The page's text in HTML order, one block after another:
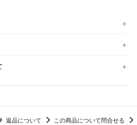
返品について この商品について問合せる